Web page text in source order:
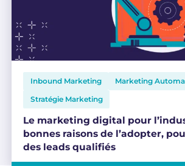
Inbound Marketing
Marketing
Stratégie Marketing
Le marketing digital pour
bonnes raisons de l’adopter,
des leads qualifiés